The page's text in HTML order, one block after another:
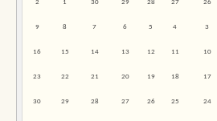
26
27
28
29
30
1
2
3
4
5
6
7
8
9
10
11
12
13
14
15
16
17
18
19
20
21
22
23
24
25
26
27
28
29
30